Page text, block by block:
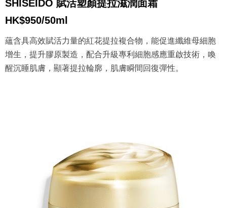
SHISEIDO 賦活塑顏提拉滋潤面霜
HK$950/50ml
蘊含具高效賦活力量的紅花提拉複合物，能促進纖維母細胞
增生，提升膠原製造，配合升級專利細胞感應重啟技術，喚
醒沉睡肌膚，顯著提拉輪廓，肌膚瞬間回復彈性。